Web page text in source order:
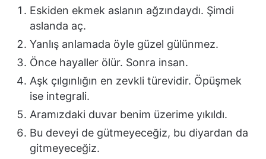
Eskiden ekmek aslanın ağzındaydı. Şimdi
aslanda aç.
Yanlış anlamada öyle güzel gülünmez.
Önce hayaller ölür. Sonra insan.
Aşk çılgınlığın en zevkli türevidir. Öpüşmek
ise integrali.
Aramızdaki duvar benim üzerime yıkıldı.
Bu deveyi de gütmeyeceğiz, bu diyardan da
gitmeyeceğiz.